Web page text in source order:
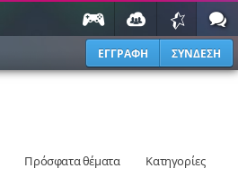
ΕΓΓΡΑΦΗ ΣΥΝΔΕΣΗ
Πρόσφατα θέματα
Κατηγορίες